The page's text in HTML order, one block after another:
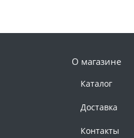
О магазине
Каталог
Доставка
Контакты